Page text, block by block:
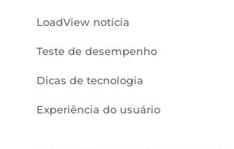
LoadView notícia
Teste de desempenho
Dicas de tecnologia
Experiência do usuário